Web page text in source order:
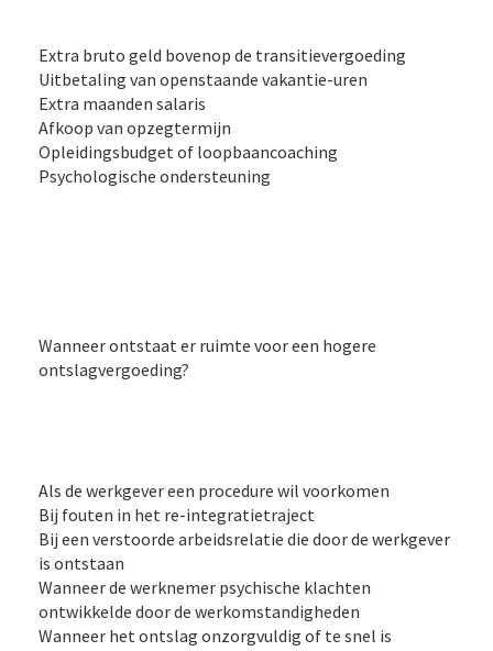
Extra bruto geld bovenop de transitievergoeding
Uitbetaling van openstaande vakantie-uren
Extra maanden salaris
Afkoop van opzegtermijn
Opleidingsbudget of loopbaancoaching
Psychologische ondersteuning
Wanneer ontstaat er ruimte voor een hogere
ontslagvergoeding?
Als de werkgever een procedure wil voorkomen
Bij fouten in het re-integratietraject
Bij een verstoorde arbeidsrelatie die door de werkgever
is ontstaan
Wanneer de werknemer psychische klachten
ontwikkelde door de werkomstandigheden
Wanneer het ontslag onzorgvuldig of te snel is